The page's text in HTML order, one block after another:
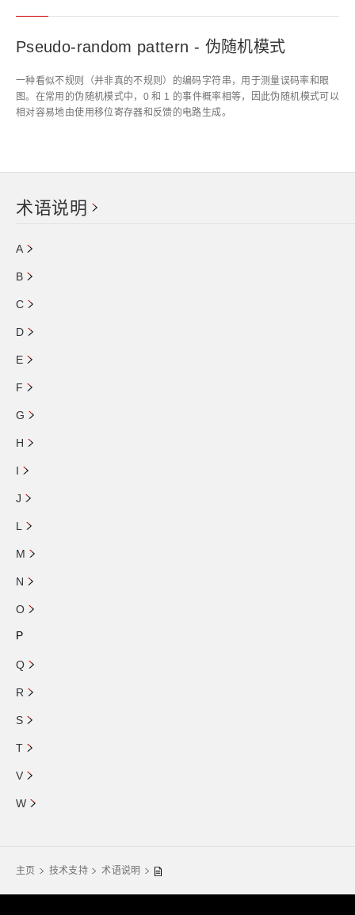
Pseudo-random pattern - 伪随机模式
一种看似不规则（并非真的不规则）的编码字符串，用于测量误码率和眼
图。在常用的伪随机模式中，0 和 1 的事件概率相等，因此伪随机模式可以
相对容易地由使用移位寄存器和反馈的电路生成。
术语说明
A
B
C
D
E
F
G
H
I
J
L
M
N
O
P
Q
R
S
T
V
W
主页 技术支持 术语说明